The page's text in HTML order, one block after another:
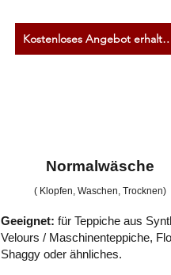
Kostenloses
Normalwäsche
( Klopfen, Waschen, Trocknen)
Geeignet: für Teppiche aus
Velours / Maschinenteppiche,
Shaggy oder ähnliches.